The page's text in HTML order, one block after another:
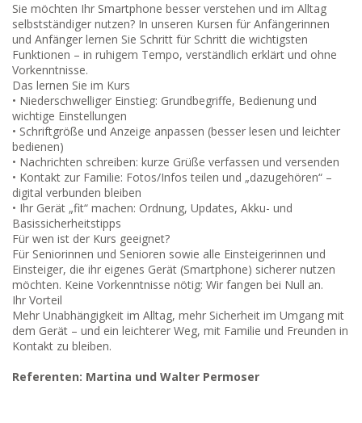
Sie möchten Ihr Smartphone besser verstehen und im Alltag
selbstständiger nutzen? In unseren Kursen für Anfängerinnen
und Anfänger lernen Sie Schritt für Schritt die wichtigsten
Funktionen – in ruhigem Tempo, verständlich erklärt und ohne
Vorkenntnisse.
Das lernen Sie im Kurs
• Niederschwelliger Einstieg: Grundbegriffe, Bedienung und
wichtige Einstellungen
• Schriftgröße und Anzeige anpassen (besser lesen und leichter
bedienen)
• Nachrichten schreiben: kurze Grüße verfassen und versenden
• Kontakt zur Familie: Fotos/Infos teilen und „dazugehören“ –
digital verbunden bleiben
• Ihr Gerät „fit“ machen: Ordnung, Updates, Akku- und
Basissicherheitstipps
Für wen ist der Kurs geeignet?
Für Seniorinnen und Senioren sowie alle Einsteigerinnen und
Einsteiger, die ihr eigenes Gerät (Smartphone) sicherer nutzen
möchten. Keine Vorkenntnisse nötig: Wir fangen bei Null an.
Ihr Vorteil
Mehr Unabhängigkeit im Alltag, mehr Sicherheit im Umgang mit
dem Gerät – und ein leichterer Weg, mit Familie und Freunden in
Kontakt zu bleiben.
Referenten: Martina und Walter Permoser